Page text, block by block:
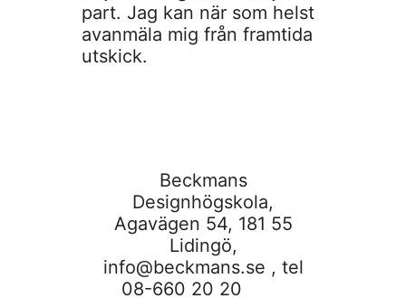
part. Jag kan när som helst
avanmäla mig från framtida
utskick.
Beckmans
Designhögskola,
Agavägen 54, 181 55
Lidingö,
info@beckmans.se , tel
08-660 20 20